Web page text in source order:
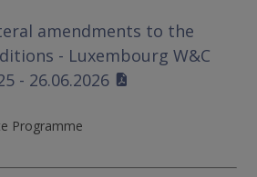
amendments to the
- Luxembourg W&C
- 26.06.2026
Programme